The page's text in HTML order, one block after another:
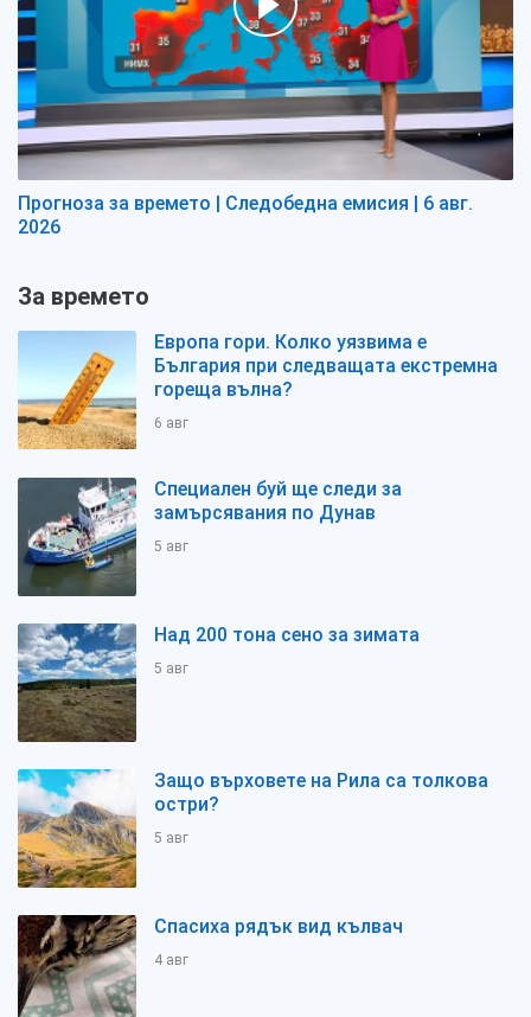
Прогноза за времето | Следобедна емисия | 6 авг.
2026
За времето
Европа гори. Колко уязвима е
България при следващата екстремна
гореща вълна?
6 авг
Специален буй ще следи за
замърсявания по Дунав
5 авг
Над 200 тона сено за зимата
5 авг
Защо върховете на Рила са толкова
остри?
5 авг
Спасиха рядък вид кълвач
4 авг